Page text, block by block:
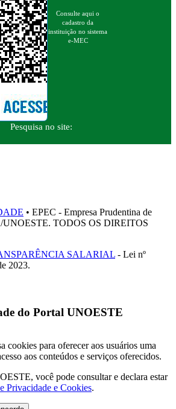
Consulte aqui o
cadastro da
instituição no sistema
e-MEC
Pesquisa no site:
• EPEC - Empresa Prudentina de
UNOESTE. TODOS OS DIREITOS
SALARIAL - Lei nº
2023.
do Portal UNOESTE
cookies para oferecer aos usuários uma
aos conteúdos e serviços oferecidos.
você pode consultar e declara estar
Privacidade e Cookies.